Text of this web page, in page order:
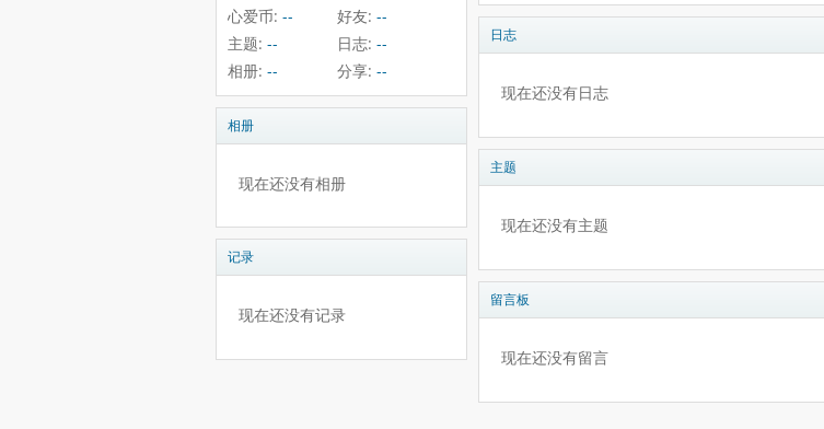
心爱币: -- 好友: --
主题: -- 日志: --
相册: -- 分享: --
相册
现在还没有相册
记录
现在还没有记录
日志
现在还没有日志
主题
现在还没有主题
留言板
现在还没有留言